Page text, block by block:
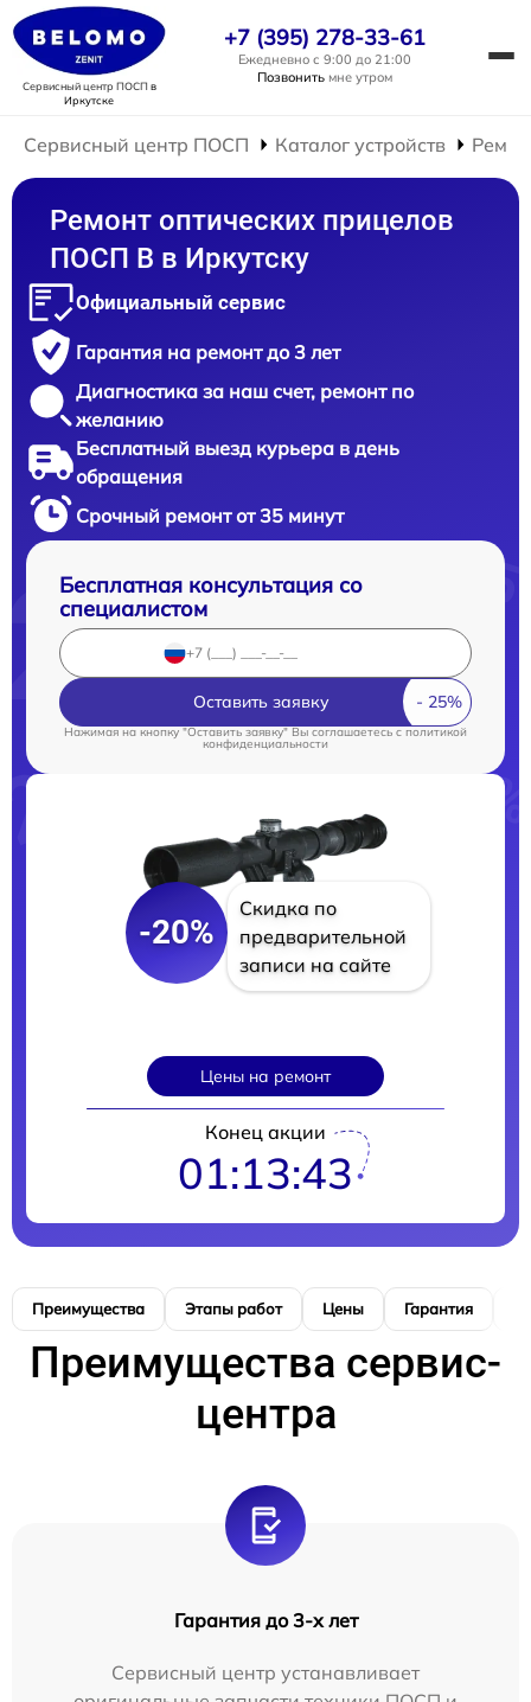
Сервисный центр ПОСПв
Иркутске
+7 (395) 278-33-61
Ежедневно с 9:00 до 21:00
Позвонить мне утром
Сервисный центр ПОСП Каталог устройств
Ремонт оптических прицелов
ПОСП B в Иркутску
Официальный сервис
Гарантия на ремонт до 3 лет
Диагностика за наш счет, ремонт по
желанию
Бесплатный выезд курьера в день
обращения
Срочный ремонт от 35 минут
Бесплатная консультация со
специалистом
Оставить заявку
Нажимая на кнопку "Оставить заявку" Вы соглашаетесь cполитикой
конфиденциальности
-20%
Скидка по
предварительной
записи на сайте
Цены на ремонт
Конец акции
01:13:42
Преимущества Этапы работ Цены Гарантия
Преимущества сервис-
центра
Гарантия до 3-х лет
Сервисный центр устанавливает